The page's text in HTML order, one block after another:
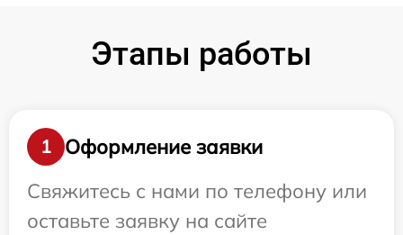
Этапы работы
1
Оформление заявки
Свяжитесь с нами по телефону или
оставьте заявку на сайте